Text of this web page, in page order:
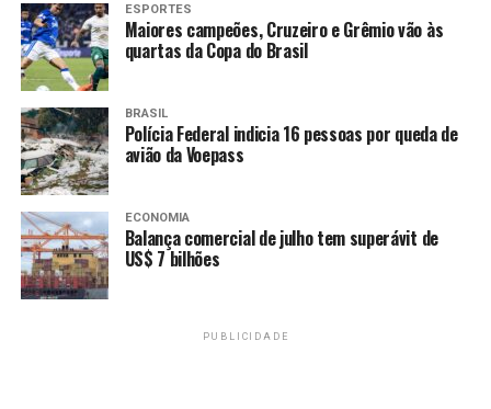
definido pela autarquia, com cor branca e dimensões de
4×4 metros. Todos os custos relacionados à montagem,
fornecimento de água, energia elétrica, segurança e
liberações necessárias, incluindo inspeção do Corpo de
Bombeiros Militar do Estado de Goiás (CBMGO), serão de
responsabilidade dos comerciantes.
Via Sacra na Festa de Trindade
ESPORTES
Maiores campeões, Cruzeiro e Grêmio vão às
quartas da Copa do Brasil
BRASIL
Polícia Federal indicia 16 pessoas por queda de
avião da Voepass
ECONOMIA
Balança comercial de julho tem superávit de
US$ 7 bilhões
PUBLICIDADE